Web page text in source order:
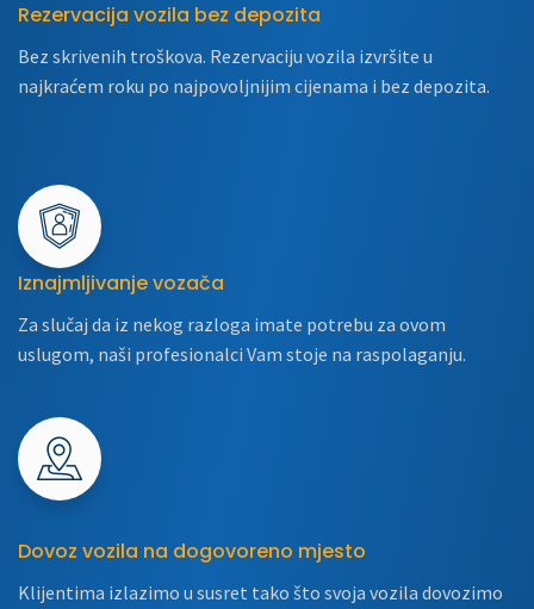
Rezervacija vozila bez depozita
Bez skrivenih troškova. Rezervaciju vozila izvršite u
najkraćem roku po najpovoljnijim cijenama i bez depozita.
Iznajmljivanje vozača
Za slučaj da iz nekog razloga imate potrebu za ovom
uslugom, naši profesionalci Vam stoje na raspolaganju.
Dovoz vozila na dogovoreno mjesto
Klijentima izlazimo u susret tako što svoja vozila dovozimo